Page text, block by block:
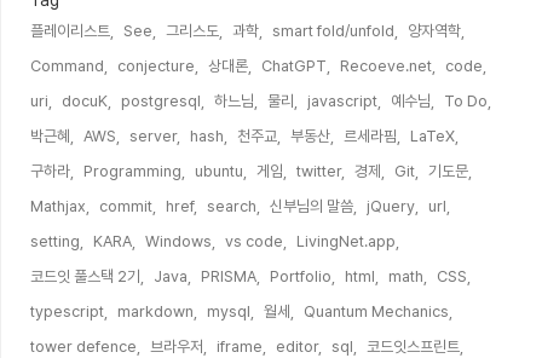
플레이리스트, See, 그리스도, 과학, smart fold/unfold,
양자역학,
Command,
conjecture, 상대론, ChatGPT, Recoeve.net,
code,
uri,
docuK, postgresql, 하느님, 물리, javascript, 예수님,
To Do,
박근혜,
AWS, server, hash, 천주교, 부동산, 르세라핌,
LaTeX,
구하라,
Programming, ubuntu, 게임, twitter, 경제, Git,
기도문,
Mathjax,
commit, href, search, 신부님의 말씀, jQuery,
url,
setting,
KARA, Windows, vs code,
LivingNet.app,
코드잇 풀스택 2기,
Java, PRISMA, Portfolio, html, math,
CSS,
typescript,
markdown, mysql, 월세,
Quantum Mechanics,
tower defence,
브라우저, iframe, editor, sql,
코드잇스프린트,